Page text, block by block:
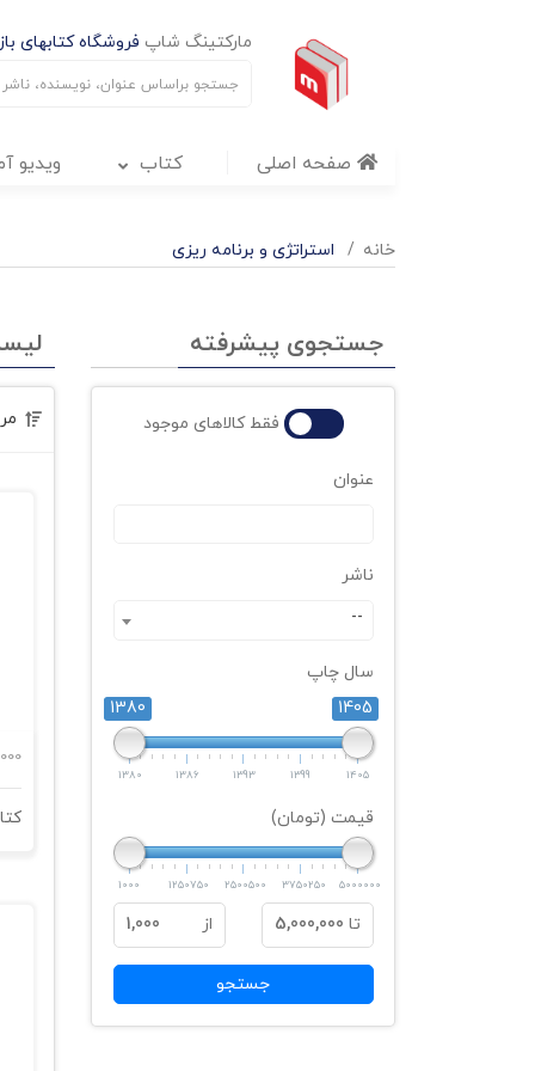
مارکتینگ شاپ فروشگاه کتابهای
صفحه اصلی کتاب ویدیو
خانه استراتژی و برنامه ریزی
جستجوی پیشرفته
فقط کالاهای موجود
عنوان
ناشر
--
سال چاپ
1380
1405
1380 1386 1393 1399 1405
قیمت (تومان)
1000 1250750 2500500 3750250 5000000
تا 5,000,000 از 1,000
جستجو